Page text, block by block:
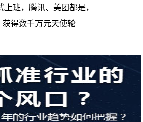
班，腾讯、美团都是，
得数千万元天使轮